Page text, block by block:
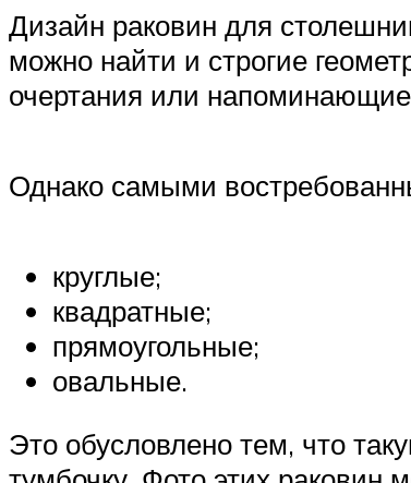
Дизайн раковин для
можно найти и строгие
очертания или
Однако самыми
круглые;
квадратные;
прямоугольные;
овальные.
Это обусловлено тем, что